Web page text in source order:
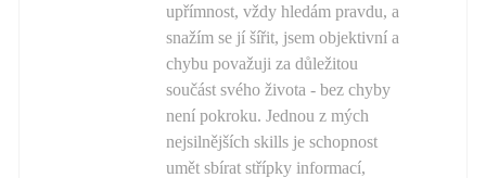
upřímnost, vždy hledám pravdu, a
snažím se jí šířit, jsem objektivní a
chybu považuji za důležitou
součást svého života - bez chyby
není pokroku. Jednou z mých
nejsilnějších skills je schopnost
umět sbírat střípky informací,